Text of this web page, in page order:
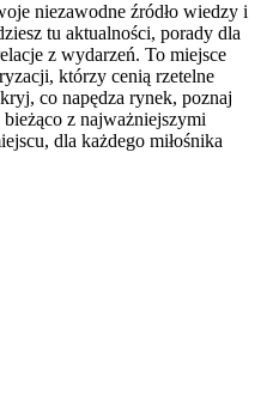
niezawodne źródło wiedzy i
tu aktualności, porady dla
z wydarzeń. To miejsce
którzy cenią rzetelne
co napędza rynek, poznaj
z najważniejszymi
dla każdego miłośnika